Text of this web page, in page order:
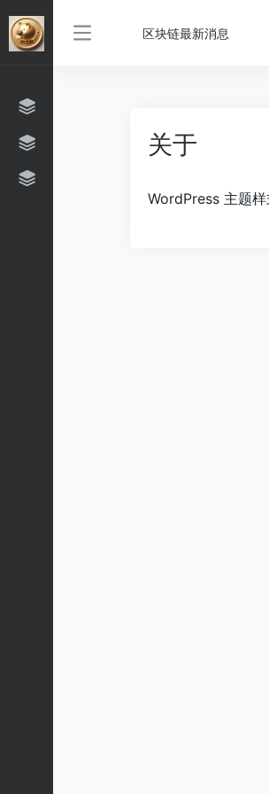
区块链最新消息
关于
WordPress 主题